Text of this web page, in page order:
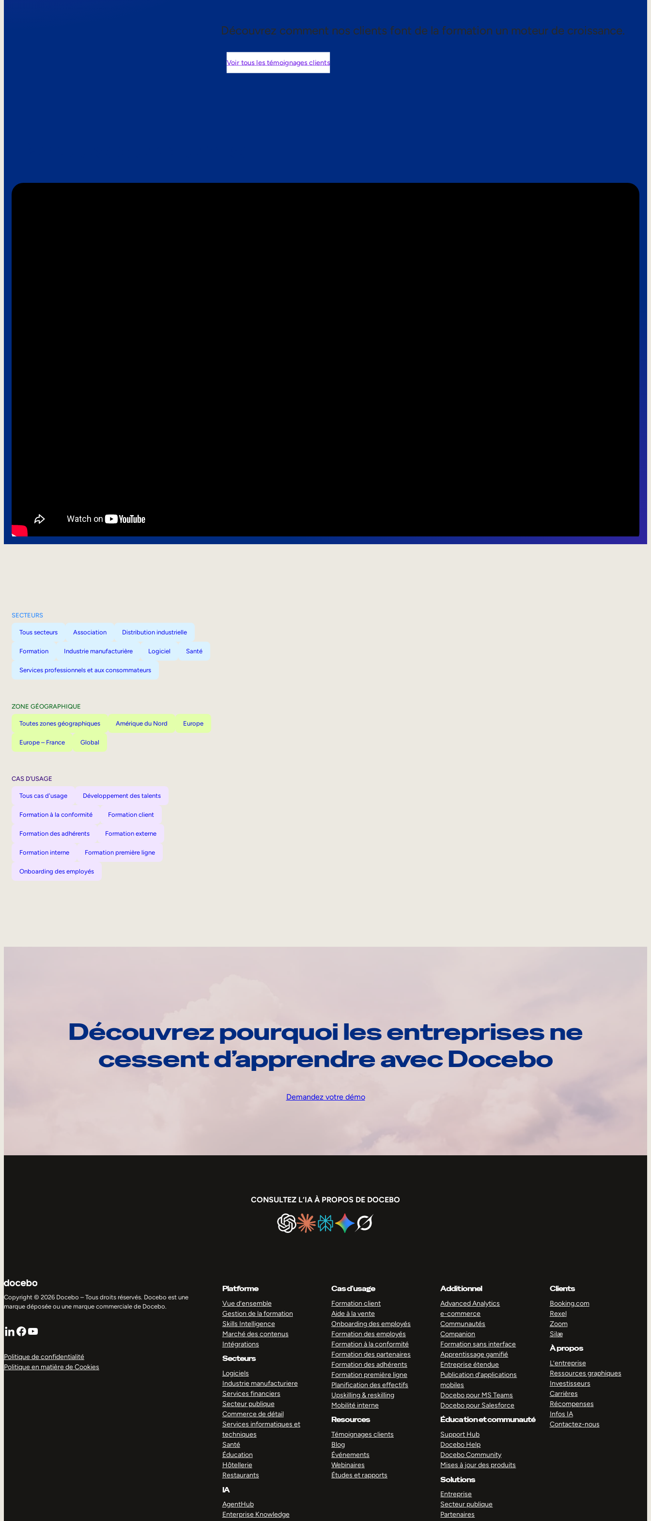
Découvrez comment nos clients font de la formation un moteur de croissance.
Voir tous les témoignages clients
SECTEURS
Tous secteurs Association Distribution industrielle
Formation Industrie manufacturière Logiciel Santé
Services professionnels et aux consommateurs
ZONE GÉOGRAPHIQUE
Toutes zones géographiques Amérique du Nord Europe
Europe – France Global
CAS D’USAGE
Tous cas d'usage Développement des talents
Formation à la conformité Formation client
Formation des adhérents Formation externe
Formation interne Formation première ligne
Onboarding des employés
Découvrez pourquoi les entreprises ne
cessent d’apprendre avec Docebo
Demandez votre démo
CONSULTEZ L’IA À PROPOS DE DOCEBO
Copyright © 2026 Docebo – Tous droits réservés. Docebo est une
marque déposée ou une marque commerciale de Docebo.
LinkedIn
Facebook
YouTube
Politique de confidentialité
Politique en matière de Cookies
Platforme
Vue d’ensemble
Gestion de la formation
Skills Intelligence
Marché des contenus
Intégrations
Secteurs
Logiciels
Industrie manufacturiere
Services financiers
Secteur publique
Commerce de détail
Services informatiques et
techniques
Santé
Éducation
Hôtellerie
Restaurants
IA
AgentHub
Enterprise Knowledge
Cas d’usage
Formation client
Aide à la vente
Onboarding des employés
Formation des employés
Formation à la conformité
Formation des partenaires
Formation des adhérents
Formation première ligne
Planification des effectifs
Upskilling & reskilling
Mobilité interne
Resources
Témoignages clients
Blog
Événements
Webinaires
Études et rapports
Additionnel
Advanced Analytics
e-commerce
Communautés
Companion
Formation sans interface
Apprentissage gamifié
Entreprise étendue
Publication d’applications
mobiles
Docebo pour MS Teams
Docebo pour Salesforce
Éducation et communauté
Support Hub
Docebo Help
Docebo Community
Mises à jour des produits
Solutions
Entreprise
Secteur publique
Partenaires
Clients
Booking.com
Rexel
Zoom
Silæ
À propos
L’entreprise
Ressources graphiques
Investisseurs
Carrières
Récompenses
Infos IA
Contactez-nous